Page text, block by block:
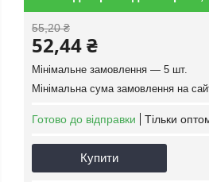
55,20 ₴
52,44 ₴
Мінімальне замовлення — 5 шт.
Мінімальна сума замовлення на
Готово до відправки Тільки
Купити